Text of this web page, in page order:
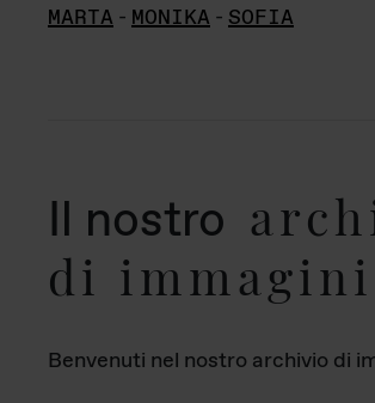
MARTA - MONIKA - SOFIA
Il nostro
di immagini
Benvenuti nel nostro archivio di